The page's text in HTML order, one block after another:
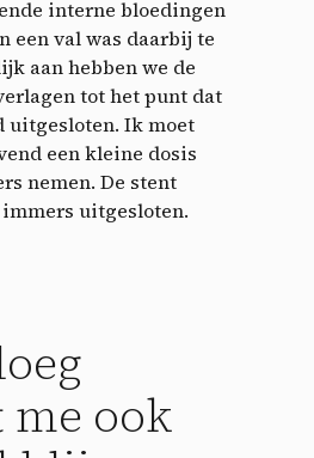
interne bloedingen
een val was daarbij te
aan hebben we de
tot het punt dat
uitgesloten. Ik moet
een kleine dosis
nemen. De stent
uitgesloten.
me ook
services, you accept their
technologies necessary for